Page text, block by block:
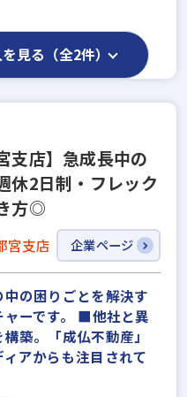
見る（全2件）
支店】急成長中の
休2日制・フレック
方◎
宮支店 企業ページ
の困りごとを解決す
ーです。 ■他社と異
築。「成仏不動産」
アからも注目されて